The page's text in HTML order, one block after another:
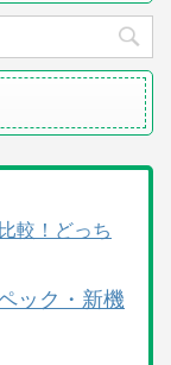
較！どっち
ック・新機